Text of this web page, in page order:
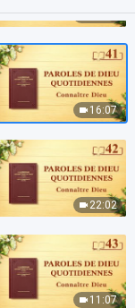
13:37
16:07
22:02
11:07